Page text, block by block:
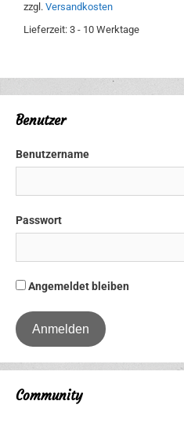
zzgl. Versandkosten
Lieferzeit: 3 - 10 Werktage
Benutzer
Benutzername
Passwort
Angemeldet bleiben
Community